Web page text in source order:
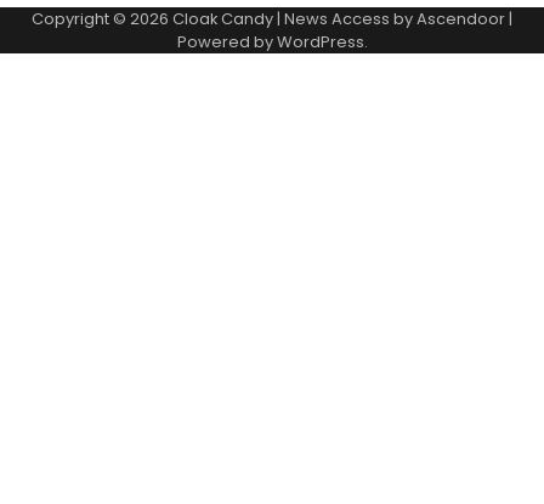
Copyright © 2026 Cloak Candy| News Access byAscendoor|
Powered byWordPress.